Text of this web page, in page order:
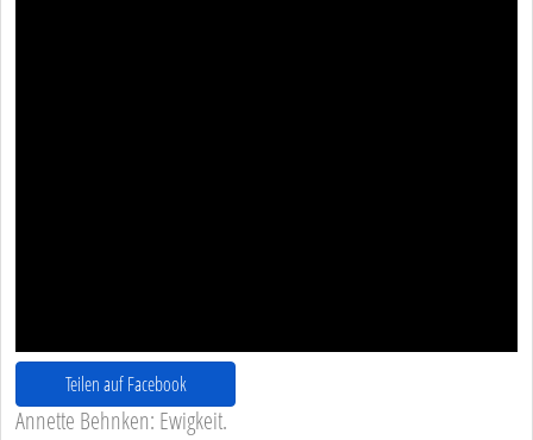
Teilen auf Facebook
Annette Behnken: Ewigkeit.